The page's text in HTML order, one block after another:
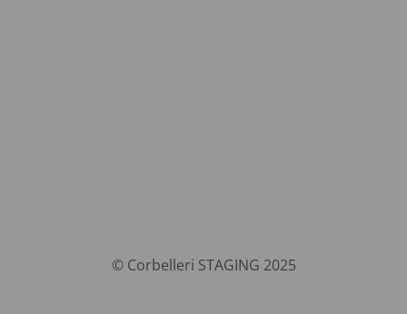
© Corbelleri STAGING 2025